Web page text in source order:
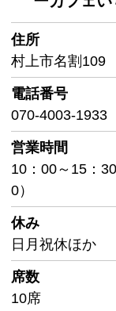
住所
村上市名割109
電話番号
070-4003-1933
営業時間
10：00～15：
0）
休み
日月祝休ほか
席数
10席